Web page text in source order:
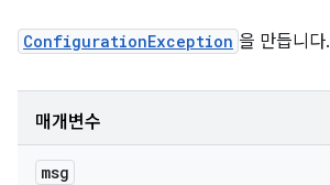
ConfigurationException 을 만듭니다.
매개변수
msg